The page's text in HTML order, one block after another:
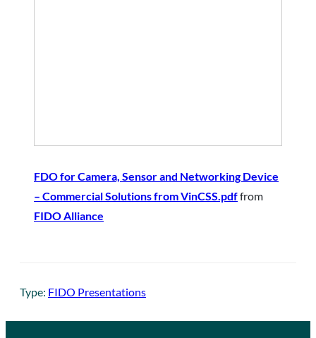
FDO for Camera, Sensor and Networking Device
– Commercial Solutions from VinCSS.pdffrom
FIDO Alliance
Type: FIDO Presentations